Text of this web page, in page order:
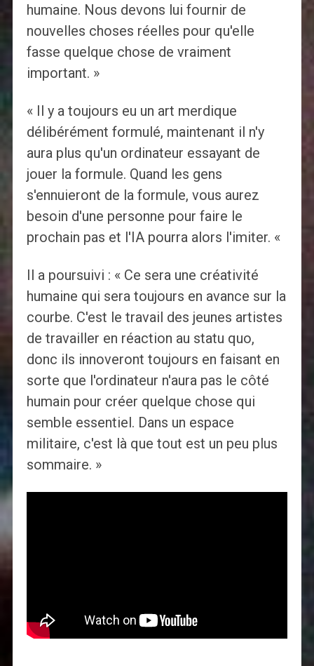
humaine. Nous devons lui fournir de
nouvelles choses réelles pour qu'elle
fasse quelque chose de vraiment
important. »
« Il y a toujours eu un art merdique
délibérément formulé, maintenant il n'y
aura plus qu'un ordinateur essayant de
jouer la formule. Quand les gens
s'ennuieront de la formule, vous aurez
besoin d'une personne pour faire le
prochain pas et l'IA pourra alors l'imiter. «
Il a poursuivi : « Ce sera une créativité
humaine qui sera toujours en avance sur la
courbe. C'est le travail des jeunes artistes
de travailler en réaction au statu quo,
donc ils innoveront toujours en faisant en
sorte que l'ordinateur n'aura pas le côté
humain pour créer quelque chose qui
semble essentiel. Dans un espace
militaire, c'est là que tout est un peu plus
sommaire. »